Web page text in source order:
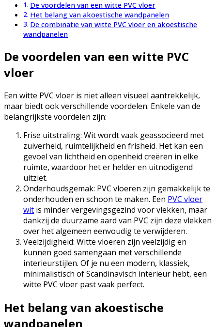
De voordelen van een witte PVC vloer
Het belang van akoestische wandpanelen
De combinatie van witte PVC vloer en akoestische
wandpanelen
De voordelen van een witte PVC
vloer
Een witte PVC vloer is niet alleen visueel aantrekkelijk,
maar biedt ook verschillende voordelen. Enkele van de
belangrijkste voordelen zijn:
Frise uitstraling: Wit wordt vaak geassocieerd met
zuiverheid, ruimtelijkheid en frisheid. Het kan een
gevoel van lichtheid en openheid creëren in elke
ruimte, waardoor het er helder en uitnodigend
uitziet.
Onderhoudsgemak: PVC vloeren zijn gemakkelijk te
onderhouden en schoon te maken. Een PVC vloer
wit is minder vergevingsgezind voor vlekken, maar
dankzij de duurzame aard van PVC zijn deze vlekken
over het algemeen eenvoudig te verwijderen.
Veelzijdigheid: Witte vloeren zijn veelzijdig en
kunnen goed samengaan met verschillende
interieurstijlen. Of je nu een modern, klassiek,
minimalistisch of Scandinavisch interieur hebt, een
witte PVC vloer past vaak perfect.
Het belang van akoestische
wandpanelen